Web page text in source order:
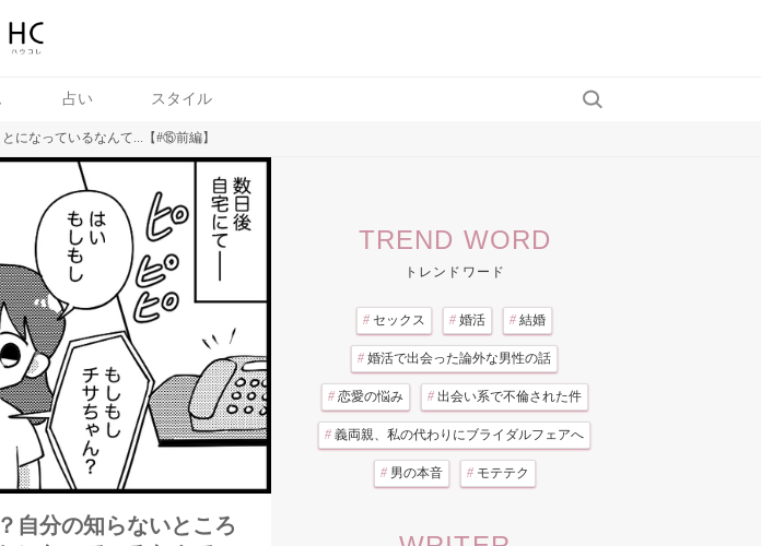
占い スタイル
になっているなんて...【#⑮前編】
自分の知らないところ
TREND WORD
トレンドワード
# セックス # 婚活 # 結婚
# 婚活で出会った論外な男性の話
# 恋愛の悩み # 出会い系で不倫された件
# 義両親、私の代わりにブライダルフェアへ
# 男の本音 # モテテク